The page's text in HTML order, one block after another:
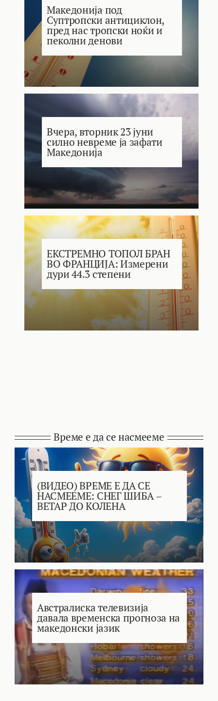
Македонија под
Суптропски антициклон,
пред нас тропски ноќи и
пеколни денови
Вчера, вторник 23 јуни
силно невреме ја зафати
Македонија
ЕКСТРЕМНО ТОПОЛ БРАН
ВО ФРАНЦИЈА: Измерени
дури 44.3 степени
Време е да се насмееме
(ВИДЕО) ВРЕМЕ Е ДА СЕ
НАСМЕЕМЕ: СНЕГ ШИБА –
ВЕТАР ДО КОЛЕНА
Австралиска телевизија
давала временска прогноза на
македонски јазик